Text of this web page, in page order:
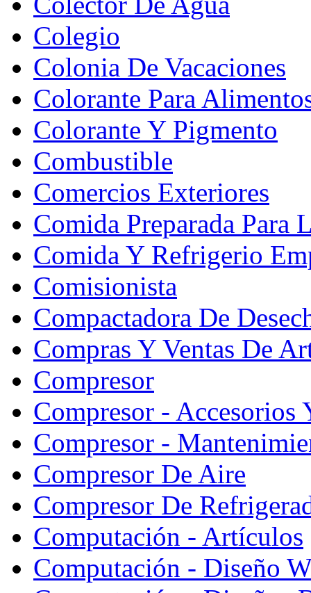
Colegio
Colonia De Vacaciones
Colorante Para
Colorante Y Pigmento
Combustible
Comercios Exteriores
Comida Preparada Para
Comida Y Refrigerio
Comisionista
Compactadora De
Compras Y Ventas De
Compresor
Compresor - Accesorios
Compresor -
Compresor De Aire
Compresor De
Computación - Artículos
Computación - Diseño